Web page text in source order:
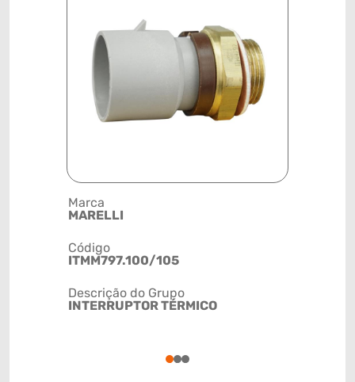
Marca
MARELLI
Código
ITMM797.100/105
Descrição do Grupo
INTERRUPTOR TÉRMICO
123